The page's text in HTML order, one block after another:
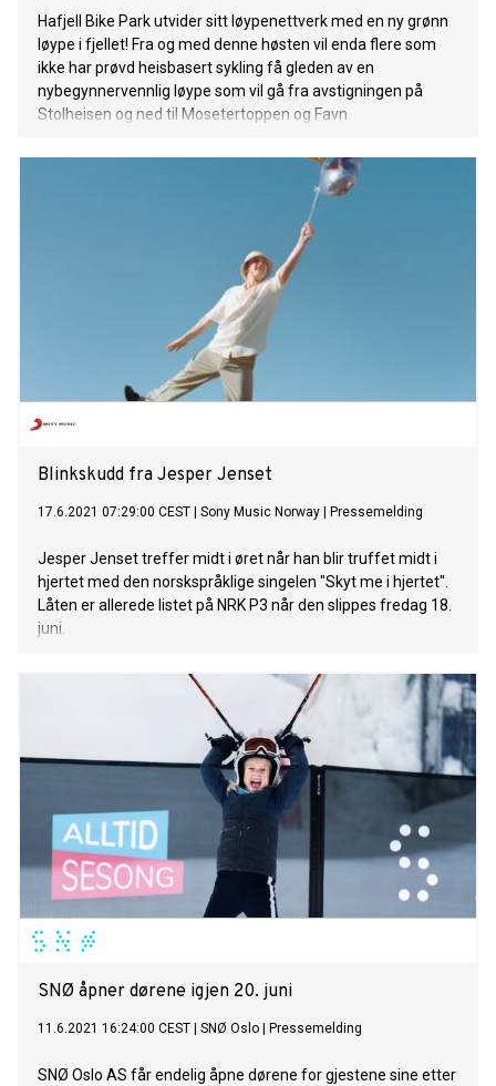
Hafjell Bike Park utvider sitt løypenettverk med en ny grønn
løype i fjellet! Fra og med denne høsten vil enda flere som
ikke har prøvd heisbasert sykling få gleden av en
nybegynnervennlig løype som vil gå fra avstigningen på
Stolheisen og ned til Mosetertoppen og Favn.
Blinkskudd fra Jesper Jenset
17.6.2021 07:29:00 CEST Sony Music Norway Pressemelding
Jesper Jenset treffer midt i øret når han blir truffet midt i
hjertet med den norskspråklige singelen "Skyt me i hjertet".
Låten er allerede listet på NRK P3 når den slippes fredag 18.
juni.
SNØ åpner dørene igjen 20. juni
11.6.2021 16:24:00 CEST SNØ Oslo Pressemelding
SNØ Oslo AS får endelig åpne dørene for gjestene sine etter